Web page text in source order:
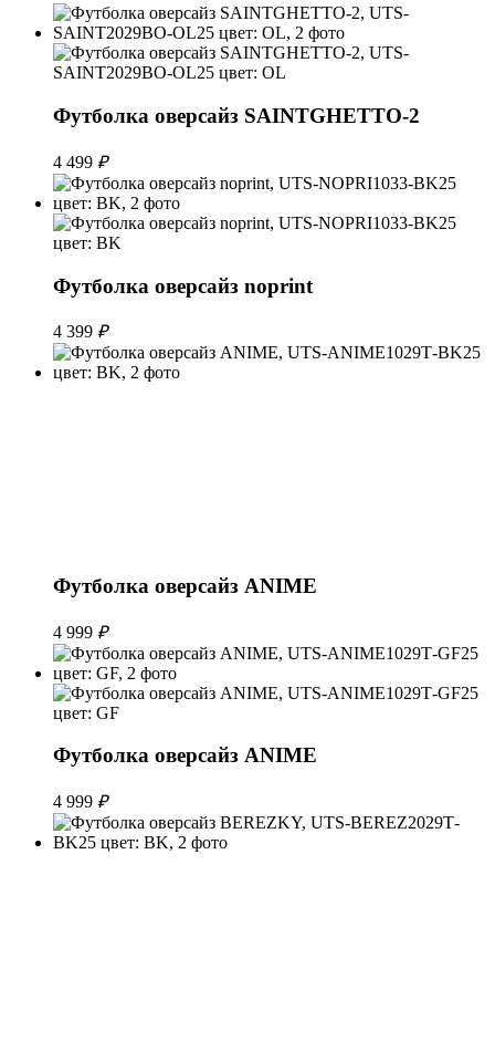
Футболка оверсайз SAINTGHETTO-2
4 499 ₽
Футболка оверсайз noprint
4 399 ₽
Футболка оверсайз ANIME
4 999 ₽
Футболка оверсайз ANIME
4 999 ₽